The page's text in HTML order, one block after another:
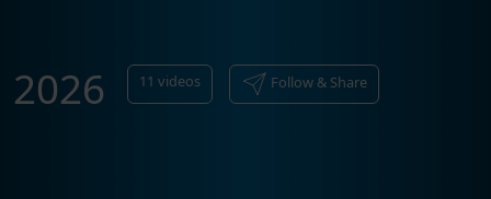
2026 11 videos Follow & Share